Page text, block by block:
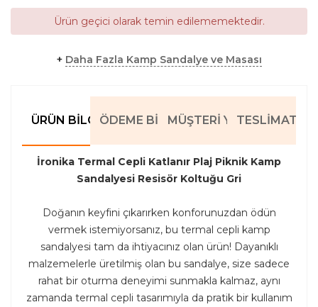
Ürün geçici olarak temin edilememektedir.
+ Daha Fazla Kamp Sandalye ve Masası
ÜRÜN BILGILERIÖDEME BILGILERIMÜŞTERI YORUMLARI
TESLIMAT
İronika Termal Cepli Katlanır Plaj Piknik Kamp
Sandalyesi Resisör Koltuğu Gri
Doğanın keyfini çıkarırken konforunuzdan ödün
vermek istemiyorsanız, bu termal cepli kamp
sandalyesi tam da ihtiyacınız olan ürün! Dayanıklı
malzemelerle üretilmiş olan bu sandalye, size sadece
rahat bir oturma deneyimi sunmakla kalmaz, aynı
zamanda termal cepli tasarımıyla da pratik bir kullanım